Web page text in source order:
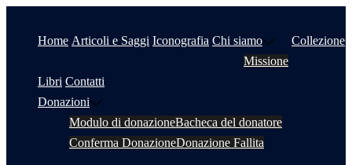
Home Articoli e Saggi Iconografia Chi siamo
Missione
Collezione
Libri Contatti
Donazioni
Modulo di donazioneBacheca del donatore
Conferma DonazioneDonazione Fallita